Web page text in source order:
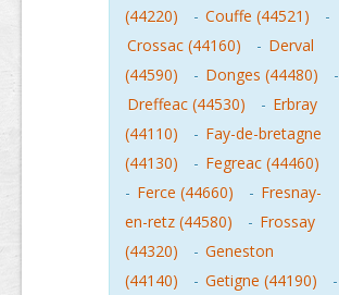
(44220)
- Couffe (44521)
-
Crossac (44160)
- Derval
(44590)
- Donges (44480)
-
Dreffeac (44530)
- Erbray
(44110)
- Fay-de-bretagne
(44130)
- Fegreac (44460)
- Ferce (44660) - Fresnay-
en-retz (44580)
- Frossay
(44320)
- Geneston
(44140)
- Getigne (44190)
-